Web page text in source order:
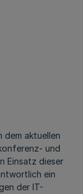
dem aktuellen
und
Einsatz dieser
ein
der IT-